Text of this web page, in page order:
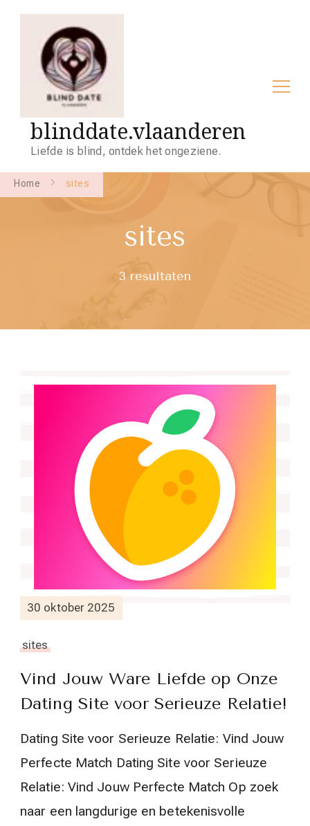
blinddate.vlaanderen
Liefde is blind, ontdek het ongeziene.
Home sites
sites
3 resultaten
30 oktober 2025
sites
Vind Jouw Ware Liefde op Onze
Dating Site voor Serieuze Relatie!
Dating Site voor Serieuze Relatie: Vind Jouw
Perfecte Match Dating Site voor Serieuze
Relatie: Vind Jouw Perfecte Match Op zoek
naar een langdurige en betekenisvolle